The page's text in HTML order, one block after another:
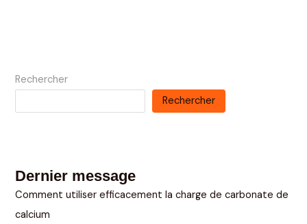
Rechercher
Rechercher
Dernier message
Comment utiliser efficacement la charge de carbonate de
calcium